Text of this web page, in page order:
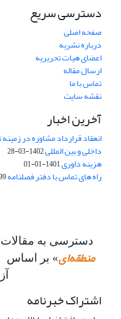
دسترسی سریع
صفحه اصلی
درباره نشریه
اعضای هیات تحریریه
ارسال مقاله
تماس با ما
نقشه سایت
آخرین اخبار
انعقاد قرارداد مشاوره در
داخلی و بین المللی1402-03-28
هزینه داوری1401-01-01
راه های تماس با دفتر فصلنامه20
دسترسی به
منطقه‌ای» بر اساس
اشتراک خبرنامه